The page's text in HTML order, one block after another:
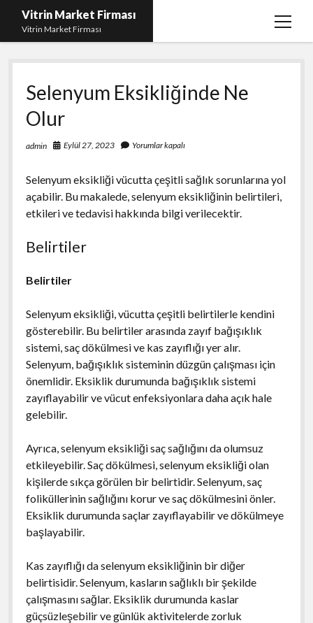
Vitrin Market Firması
Vitrin Market Firması
menüyü
En İyi Tumblr Takipçi Hilesi
iPhone için Instagram Gizli Hesap Görme
Liste
Reels Beğeni Yükleme Hilesi
Sayfa Listesi
Selenyum Eksikliğinde Ne
Olur
admin Eylül 27, 2023 Yorumlar kapalı
Selenyum eksikliği vücutta çeşitli sağlık sorunlarına yol
açabilir. Bu makalede, selenyum eksikliğinin belirtileri,
etkileri ve tedavisi hakkında bilgi verilecektir.
Belirtiler
Belirtiler
Selenyum eksikliği, vücutta çeşitli belirtilerle kendini
gösterebilir. Bu belirtiler arasında zayıf bağışıklık
sistemi, saç dökülmesi ve kas zayıflığı yer alır.
Selenyum, bağışıklık sisteminin düzgün çalışması için
önemlidir. Eksiklik durumunda bağışıklık sistemi
zayıflayabilir ve vücut enfeksiyonlara daha açık hale
gelebilir.
Ayrıca, selenyum eksikliği saç sağlığını da olumsuz
etkileyebilir. Saç dökülmesi, selenyum eksikliği olan
kişilerde sıkça görülen bir belirtidir. Selenyum, saç
foliküllerinin sağlığını korur ve saç dökülmesini önler.
Eksiklik durumunda saçlar zayıflayabilir ve dökülmeye
başlayabilir.
Kas zayıflığı da selenyum eksikliğinin bir diğer
belirtisidir. Selenyum, kasların sağlıklı bir şekilde
çalışmasını sağlar. Eksiklik durumunda kaslar
güçsüzleşebilir ve günlük aktivitelerde zorluk